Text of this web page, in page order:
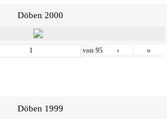
Döben 2000
von 95 › »
Döben 1999